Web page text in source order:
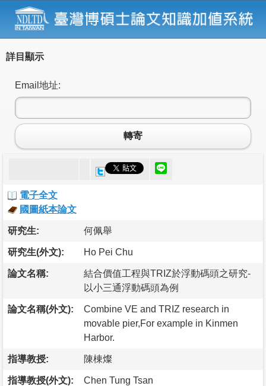
詳目顯示
Email地址:
轉寄
電子全文
國圖紙本論文
研究生: 何佩舉
研究生(外文): Ho Pei Chu
論文名稱:
結合價值工程與TRIZ於浮動碼頭之研究-
以小三通浮動碼頭為例
論文名稱(外文):
Combine VE and TRIZ research in
movable pier,For example in Kinmen
Harbor.
指導教授: 陳棟燦
指導教授(外文): Chen Tung Tsan